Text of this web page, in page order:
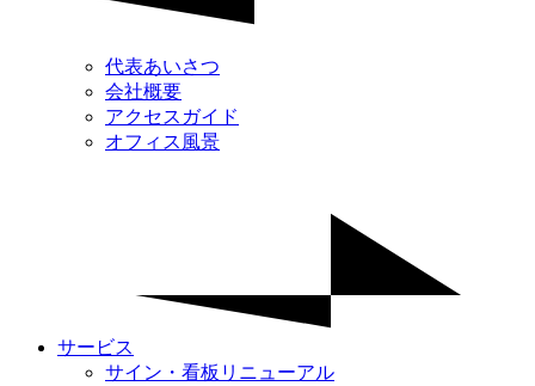
代表あいさつ
会社概要
アクセスガイド
オフィス風景
サービス
サイン・看板リニューアル